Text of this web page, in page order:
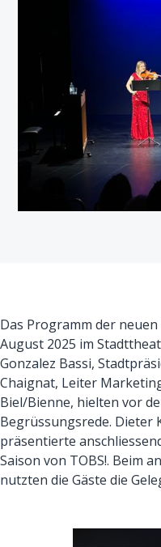
Das Programm der neuen
August 2025 im
Gonzalez Bassi,
Chaignat, Leiter
Biel/Bienne, hielten vor
Begrüssungsrede. Dieter
präsentierte
Saison von TOBS!. Beim
nutzten die Gäste die